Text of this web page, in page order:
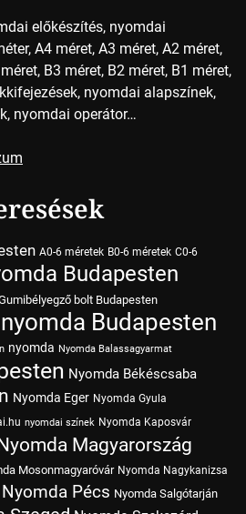
előkészítés, nyomdai
A4 méret, A3 méret, A2 méret,
B3 méret, B2 méret, B1 méret,
nyomdai alapszínek,
nyomdai operátor…
A0-6 méretek B0-6 méretek C0-6
Budapesten
bolt Budapesten
Budapesten
nyomda Nyomda Balassagyarmat
Nyomda Békéscsaba
Nyomda Eger Nyomda Gyula
nyomdai színek Nyomda Kaposvár
Magyarország
Mosonmagyaróvár Nyomda Nagykanizsa
Nyomda Pécs Nyomda Salgótarján